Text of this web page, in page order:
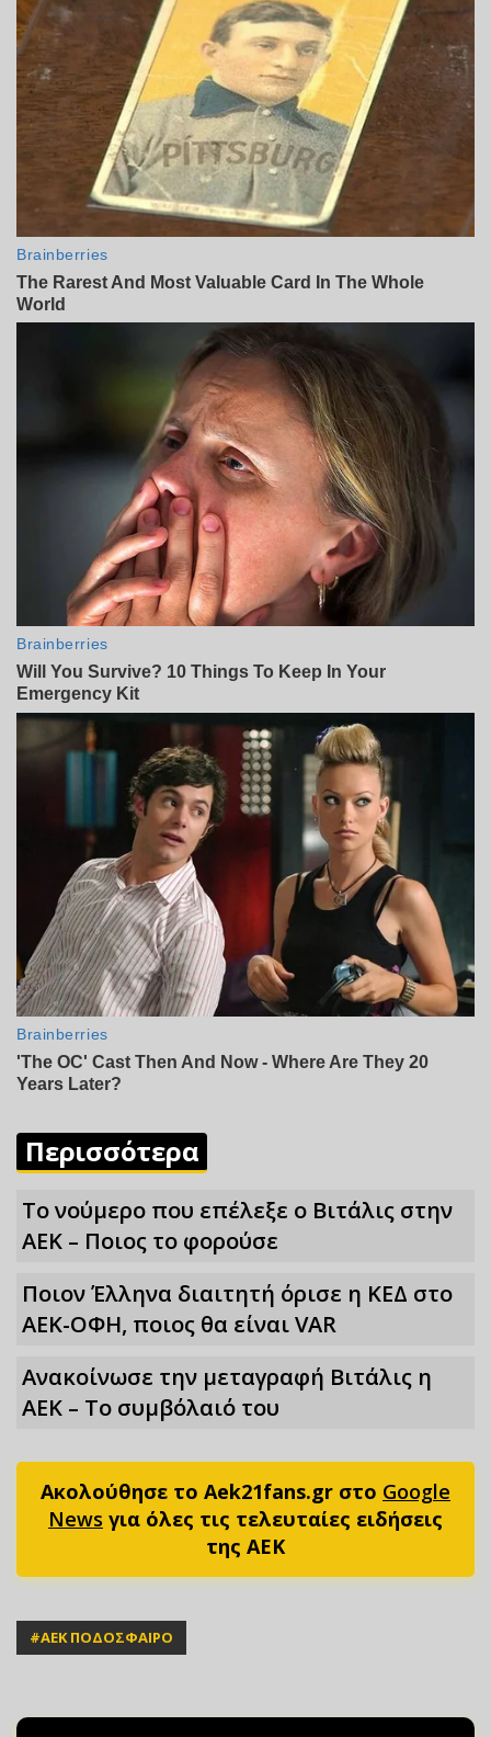
Περισσότερα
Το νούμερο που επέλεξε ο Βιτάλις στην
ΑΕΚ – Ποιος το φορούσε
Ποιον Έλληνα διαιτητή όρισε η ΚΕΔ στο
ΑΕΚ-ΟΦΗ, ποιος θα είναι VAR
Ανακοίνωσε την μεταγραφή Βιτάλις η
ΑΕΚ – Το συμβόλαιό του
Ακολούθησε το Aek21fans.gr στο Google
News για όλες τις τελευταίες ειδήσεις
της ΑΕΚ
#ΑΕΚ ΠΟΔΟΣΦΑΙΡΟ